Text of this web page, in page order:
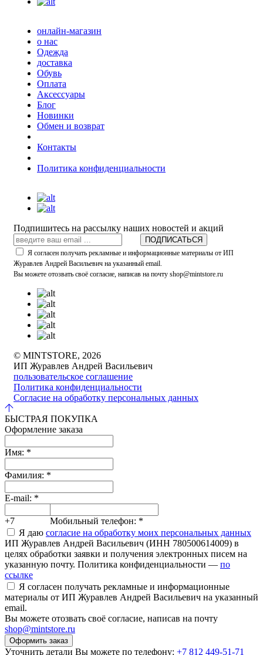
онлайн-магазин
о нас
Одежда
доставка
Обувь
Оплата
Аксессуары
Блог
Новинки
Обмен и возврат
Контакты
Политика конфиденциальности
Подпишитесь на рассылку наших новостей и акций
ПОДПИСАТЬСЯ
Я согласен получать рекламные и информационные материалы от ИП
Журавлев Андрей Васильевич на указанный email.
Вы можете отозвать своё согласие, написав на почту shop@mintstore.ru
© MINTSTORE, 2026
ИП Журавлев Андрей Васильевич
пользовательское соглашение
Политика конфиденциальности
Согласие на обработку персональных данных
БЫСТРАЯ ПОКУПКА
Оформление заказа
Имя: *
Фамилия: *
E-mail: *
+7 Мобильный телефон: *
Я даю согласие на обработку моих персональных данных
ИП Журавлев Андрей Васильевич (ИНН 780500614009) в
целях обработки заявки и получения электронных писем на
указанную почту. Политика конфиденциальности — по
ссылке
Я согласен получать рекламные и информационные
материалы от ИП Журавлев Андрей Васильевич на указанный
email.
Вы можете отозвать своё согласие, написав на почту
shop@mintstore.ru
Оформить заказ
Уточнить детали Вы можете по телефону: +7 812 449-51-71